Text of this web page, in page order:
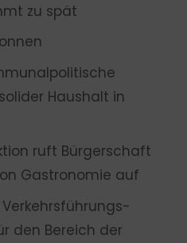
zu spät
Haushalt in
ruft Bürgerschaft
Gastronomie auf
den Bereich der